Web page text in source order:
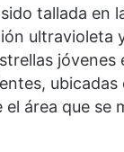
tallada en
ultravioleta
el área que se